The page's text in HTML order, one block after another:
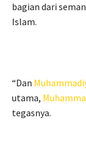
bagian dari
Islam.
“Dan
utama,
tegasnya.